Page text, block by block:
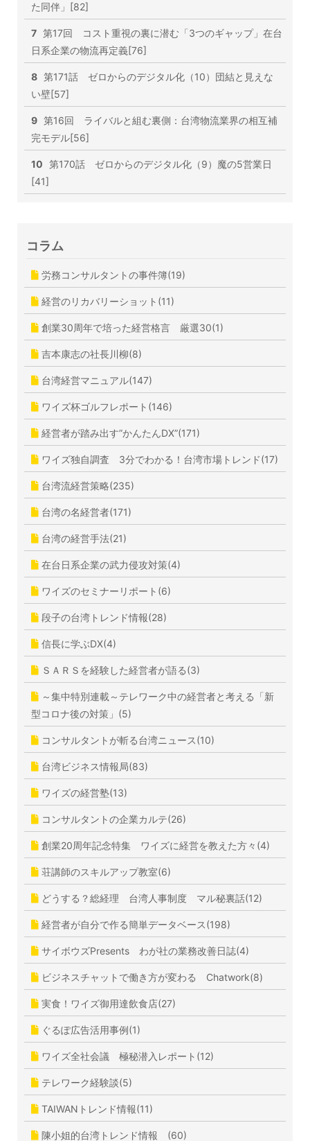
た同伴」[82]
7 第17回 コスト重視の裏に潜む「3つのギャップ」在台
日系企業の物流再定義[76]
8 第171話 ゼロからのデジタル化（10）団結と見えな
い壁[57]
9 第16回 ライバルと組む裏側：台湾物流業界の相互補
完モデル[56]
10 第170話 ゼロからのデジタル化（9）魔の5営業日
[41]
コラム
労務コンサルタントの事件簿(19)
経営のリカバリーショット(11)
創業30周年で培った経営格言 厳選30(1)
吉本康志の社長川柳(8)
台湾経営マニュアル(147)
ワイズ杯ゴルフレポート(146)
経営者が踏み出す”かんたんDX”(171)
ワイズ独自調査 3分でわかる！台湾市場トレンド(17)
台湾流経営策略(235)
台湾の名経営者(171)
台湾の経営手法(21)
在台日系企業の武力侵攻対策(4)
ワイズのセミナーリポート(6)
段子の台湾トレンド情報(28)
信長に学ぶDX(4)
ＳＡＲＳを経験した経営者が語る(3)
～集中特別連載～テレワーク中の経営者と考える「新
型コロナ後の対策」(5)
コンサルタントが斬る台湾ニュース(10)
台湾ビジネス情報局(83)
ワイズの経営塾(13)
コンサルタントの企業カルテ(26)
創業20周年記念特集 ワイズに経営を教えた方々(4)
荘講師のスキルアップ教室(6)
どうする？総経理 台湾人事制度 マル秘裏話(12)
経営者が自分で作る簡単データベース(198)
サイボウズPresents わが社の業務改善日誌(4)
ビジネスチャットで働き方が変わる Chatwork(8)
実食！ワイズ御用達飲食店(27)
ぐるぽ広告活用事例(1)
ワイズ全社会議 極秘潜入レポート(12)
テレワーク経験談(5)
TAIWANトレンド情報(11)
陳小姐的台湾トレンド情報 (60)